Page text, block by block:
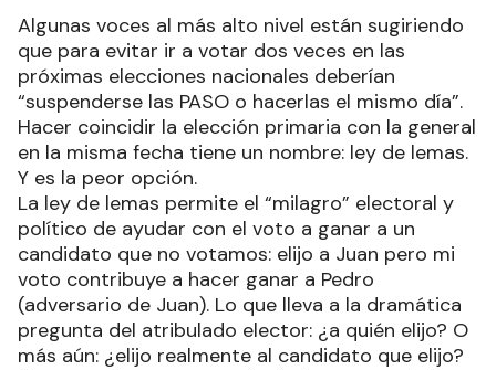
Algunas voces al más alto nivel están sugiriendo
que para evitar ir a votar dos veces en las
próximas elecciones nacionales deberían
“suspenderse las PASO o hacerlas el mismo día”.
Hacer coincidir la elección primaria con la general
en la misma fecha tiene un nombre: ley de lemas.
Y es la peor opción.
La ley de lemas permite el “milagro” electoral y
político de ayudar con el voto a ganar a un
candidato que no votamos: elijo a Juan pero mi
voto contribuye a hacer ganar a Pedro
(adversario de Juan). Lo que lleva a la dramática
pregunta del atribulado elector: ¿a quién elijo? O
más aún: ¿elijo realmente al candidato que elijo?